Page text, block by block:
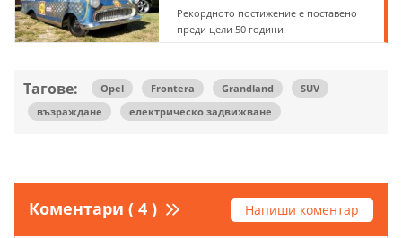
Рекордното постижение е поставено
преди цели 50 години
Тагове: Opel Frontera Grandland
SUV
възраждане
електрическо задвижване
Коментари ( 4 ) Напиши коментар